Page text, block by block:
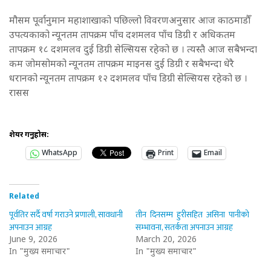
मौसम पूर्वानुमान महाशाखाको पछिल्लो विवरणअनुसार आज काठमाडौँ
उपत्यकाको न्यूनतम तापक्रम पाँच दशमलव पाँच डिग्री र अधिकतम
तापक्रम १८ दशमलव दुई डिग्री सेल्सियस रहेको छ । त्यस्तै आज सबैभन्दा
कम जोमसोमको न्यूनतम तापक्रम माइनस दुई डिग्री र सबैभन्दा धेरै
धरानको न्यूनतम तापक्रम १२ दशमलव पाँच डिग्री सेल्सियस रहेको छ ।
रासस
शेयर गर्नुहोस:
WhatsApp
Print Email
Related
पूर्वतिर सर्दै वर्षा गराउने प्रणाली, सावधानी
अपनाउन आग्रह
June 9, 2026
In "मुख्य समाचार"
तीन दिनसम्म हुरीसहित असिना पानीको
सम्भावना, सतर्कता अपनाउन आग्रह
March 20, 2026
In "मुख्य समाचार"